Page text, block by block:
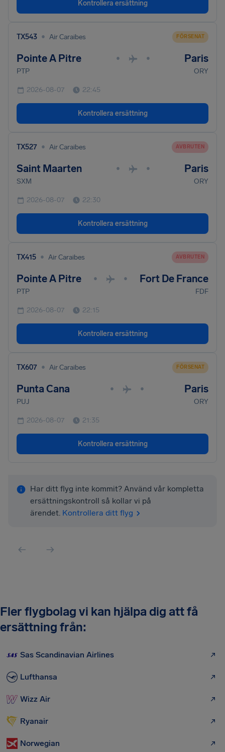
Kontrollera ersättning
TX543 • Air Caraibes FÖRSENAT
Pointe A Pitre • • Paris
PTP ORY
2026-08-07 22:45
Kontrollera ersättning
TX527 • Air Caraibes AVBRUTEN
Saint Maarten • • Paris
SXM ORY
2026-08-07 22:30
Kontrollera ersättning
TX415 • Air Caraibes AVBRUTEN
Pointe A Pitre • • Fort De France
PTP FDF
2026-08-07 22:15
Kontrollera ersättning
TX607 • Air Caraibes FÖRSENAT
Punta Cana • • Paris
PUJ ORY
2026-08-07 21:35
Kontrollera ersättning
Har ditt flyg inte kommit? Använd vår kompletta
ersättningskontroll så kollar vi på
ärendet. Kontrollera ditt flyg
Fler flygbolag vi kan hjälpa dig att få
ersättning från:
Sas Scandinavian Airlines
Lufthansa
Wizz Air
Ryanair
Norwegian